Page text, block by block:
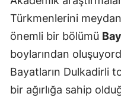
Türkmenlerini
önemli bir bölümü
boylarından
Bayatların Dulkadirli
bir ağırlığa sahip